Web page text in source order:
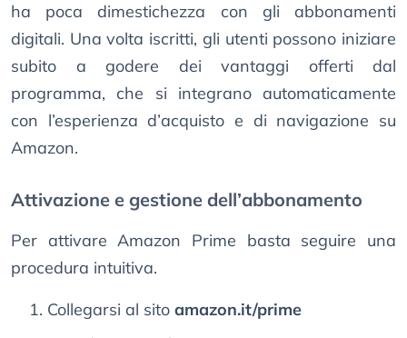
ha poca dimestichezza con gli abbonamenti
digitali. Una volta iscritti, gli utenti possono iniziare
subito a godere dei vantaggi offerti dal
programma, che si integrano automaticamente
con l’esperienza d’acquisto e di navigazione su
Amazon.
Attivazione e gestione dell’abbonamento
Per attivare Amazon Prime basta seguire una
procedura intuitiva.
Collegarsi al sito amazon.it/prime